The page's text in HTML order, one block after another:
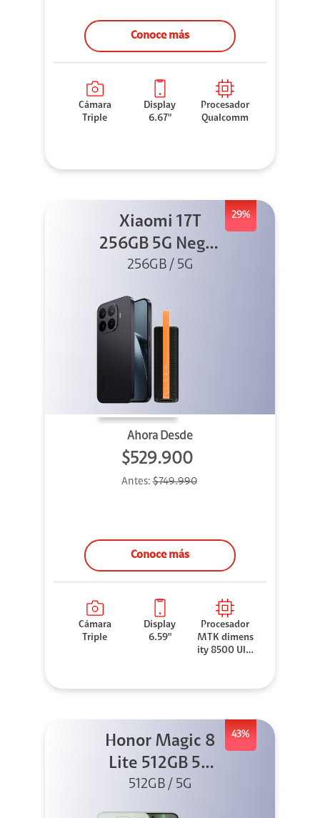
Conoce más
Cámara
Triple
Display
6.67"
Procesador
Qualcomm
29%
Xiaomi 17T
256GB 5G Negro
+ Sound
256GB / 5G
Ahora Desde
$529.900
Antes:$749.990
Conoce más
Cámara
Triple
Display
6.59"
Procesador
MTK dimens
ity 8500 Ultr
43%
Honor Magic 8
Lite 512GB 5G
Verde
512GB / 5G